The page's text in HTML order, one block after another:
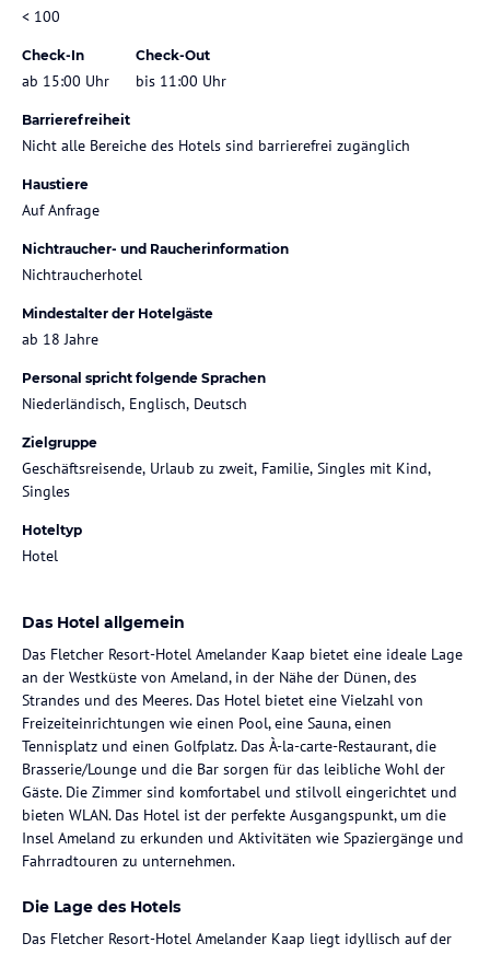
< 100
Check-In
ab 15:00 Uhr
Check-Out
bis 11:00 Uhr
Barrierefreiheit
Nicht alle Bereiche des Hotels sind barrierefrei zugänglich
Haustiere
Auf Anfrage
Nichtraucher- und Raucherinformation
Nichtraucherhotel
Mindestalter der Hotelgäste
ab 18 Jahre
Personal spricht folgende Sprachen
Niederländisch, Englisch, Deutsch
Zielgruppe
Geschäftsreisende, Urlaub zu zweit, Familie, Singles mit Kind,
Singles
Hoteltyp
Hotel
Das Hotel allgemein
Das Fletcher Resort-Hotel Amelander Kaap bietet eine ideale Lage
an der Westküste von Ameland, in der Nähe der Dünen, des
Strandes und des Meeres. Das Hotel bietet eine Vielzahl von
Freizeiteinrichtungen wie einen Pool, eine Sauna, einen
Tennisplatz und einen Golfplatz. Das À-la-carte-Restaurant, die
Brasserie/Lounge und die Bar sorgen für das leibliche Wohl der
Gäste. Die Zimmer sind komfortabel und stilvoll eingerichtet und
bieten WLAN. Das Hotel ist der perfekte Ausgangspunkt, um die
Insel Ameland zu erkunden und Aktivitäten wie Spaziergänge und
Fahrradtouren zu unternehmen.
Die Lage des Hotels
Das Fletcher Resort-Hotel Amelander Kaap liegt idyllisch auf der